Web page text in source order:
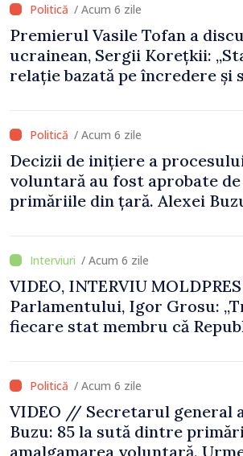
/ Acum 6 zile
Premierul Vasile Tofan a
ucrainean, Sergii Korețkii:
relație bazată pe încredere și
/ Acum 6 zile
Decizii de inițiere a
voluntară au fost aprobate de
primăriile din țară. Alexei
/ Acum 6 zile
VIDEO, INTERVIU
Parlamentului, Igor Grosu:
fiecare stat membru că
/ Acum 6 zile
VIDEO // Secretarul general
Buzu: 85 la sută dintre
amalgamarea voluntară.